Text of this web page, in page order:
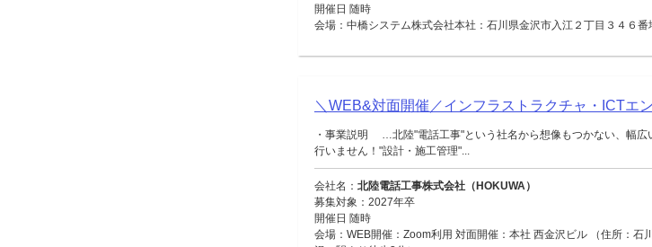
開催日 随時
会場：中橋システム株式会社本社：石川県金沢市入江２丁目３４６番
＼WEB&対面開催／インフラストラクチャ・ICTエ
・事業説明 …北陸"電話工事"という社名から想像もつかない、幅
行いません！"設計・施工管理"...
会社名： 北陸電話工事株式会社（HOKUWA）
募集対象：2027年卒
開催日 随時
会場：WEB開催：Zoom利用 対面開催：本社 西金沢ビル （住所：